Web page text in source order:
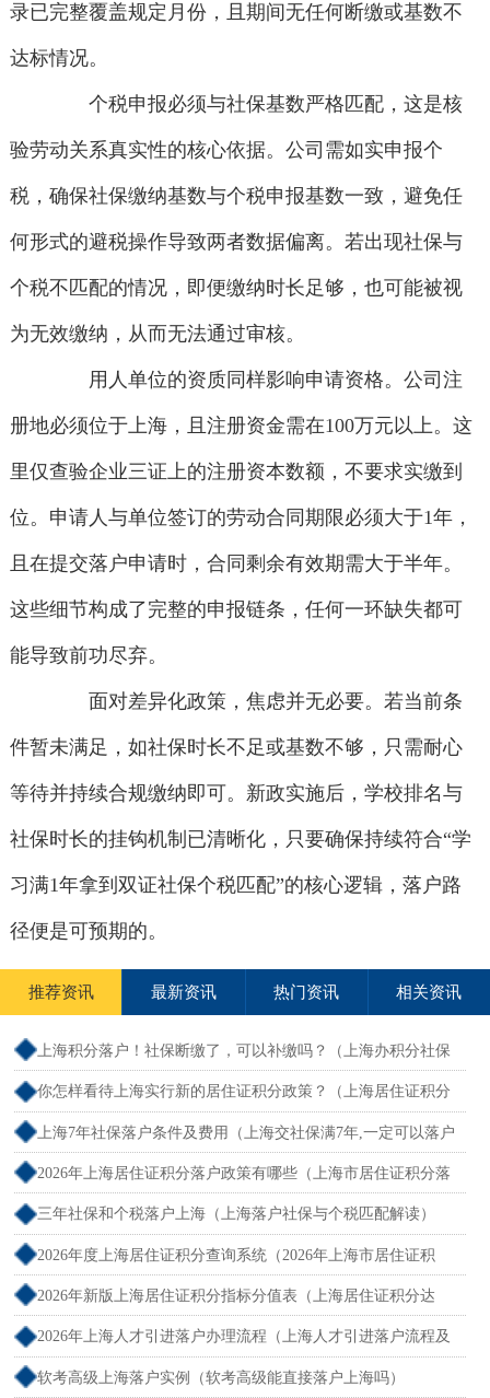
录已完整覆盖规定月份，且期间无任何断缴或基数不
达标情况。
个税申报必须与社保基数严格匹配，这是核
验劳动关系真实性的核心依据。公司需如实申报个
税，确保社保缴纳基数与个税申报基数一致，避免任
何形式的避税操作导致两者数据偏离。若出现社保与
个税不匹配的情况，即便缴纳时长足够，也可能被视
为无效缴纳，从而无法通过审核。
用人单位的资质同样影响申请资格。公司注
册地必须位于上海，且注册资金需在100万元以上。这
里仅查验企业三证上的注册资本数额，不要求实缴到
位。申请人与单位签订的劳动合同期限必须大于1年，
且在提交落户申请时，合同剩余有效期需大于半年。
这些细节构成了完整的申报链条，任何一环缺失都可
能导致前功尽弃。
面对差异化政策，焦虑并无必要。若当前条
件暂未满足，如社保时长不足或基数不够，只需耐心
等待并持续合规缴纳即可。新政实施后，学校排名与
社保时长的挂钩机制已清晰化，只要确保持续符合“学
习满1年拿到双证社保个税匹配”的核心逻辑，落户路
径便是可预期的。
推荐资讯 最新资讯 热门资讯 相关资讯
上海积分落户！社保断缴了，可以补缴吗？（上海办积分社保
断交需要重新计算吗）
你怎样看待上海实行新的居住证积分政策？（上海居住证积分
新规）
上海7年社保落户条件及费用（上海交社保满7年,一定可以落户
吗？）
2026年上海居住证积分落户政策有哪些（上海市居住证积分落
户政策2026年）
三年社保和个税落户上海（上海落户社保与个税匹配解读）
2026年度上海居住证积分查询系统（2026年上海市居住证积
分）
2026年新版上海居住证积分指标分值表（上海居住证积分达
标）
2026年上海人才引进落户办理流程（上海人才引进落户流程及
所需时间）
软考高级上海落户实例（软考高级能直接落户上海吗）